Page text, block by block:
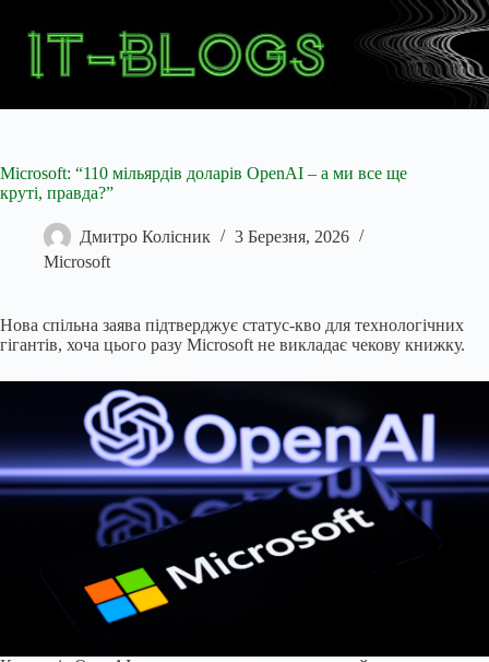
Microsoft: “110 мільярдів доларів OpenAI – а ми все ще
круті, правда?”
Дмитро Колісник
3 Березня, 2026
Microsoft
Нова спільна заява підтверджує статус-кво для технологічних
гігантів, хоча цього разу Microsoft не викладає чекову книжку.